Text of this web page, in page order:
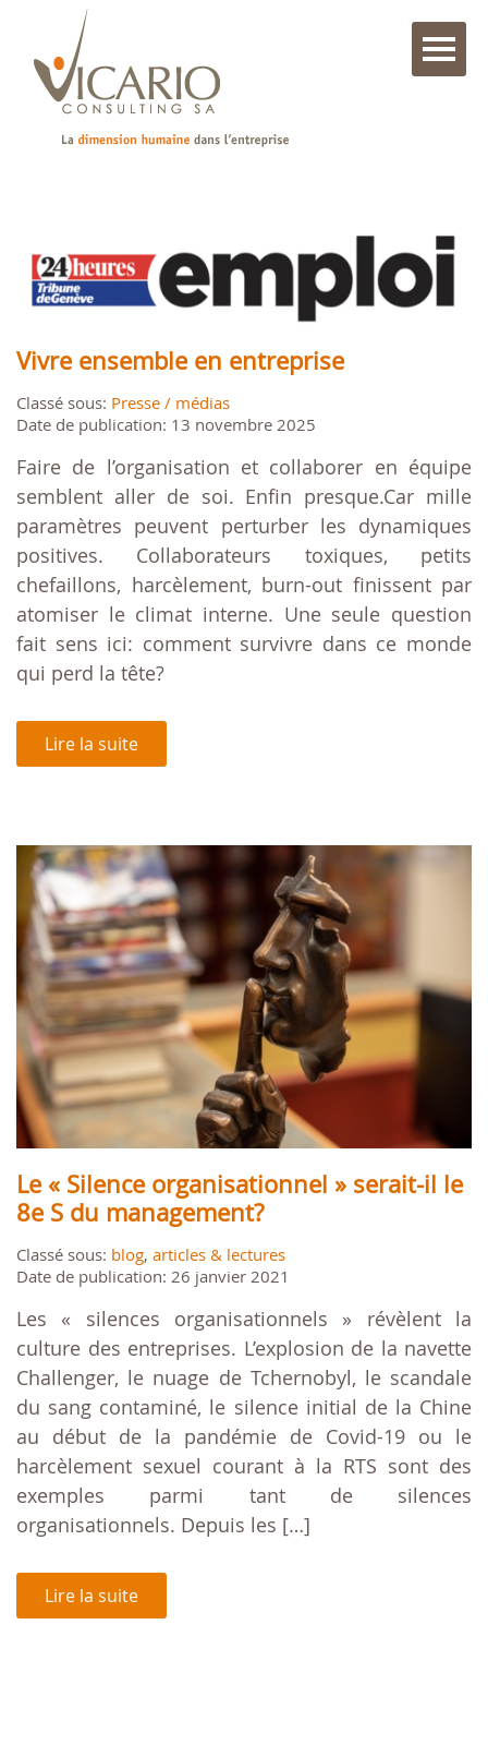
Vivre ensemble en entreprise
Classé sous: Presse / médias
Date de publication: 13 novembre 2025
Faire de l’organisation et collaborer en équipe
semblent aller de soi. Enfin presque.Car mille
paramètres peuvent perturber les dynamiques
positives. Collaborateurs toxiques, petits
chefaillons, harcèlement, burn-out finissent par
atomiser le climat interne. Une seule question
fait sens ici: comment survivre dans ce monde
qui perd la tête?
Lire la suite
Le « Silence organisationnel » serait-il le
8e S du management?
Classé sous: blog, articles & lectures
Date de publication: 26 janvier 2021
Les « silences organisationnels » révèlent la
culture des entreprises. L’explosion de la navette
Challenger, le nuage de Tchernobyl, le scandale
du sang contaminé, le silence initial de la Chine
au début de la pandémie de Covid-19 ou le
harcèlement sexuel courant à la RTS sont des
exemples parmi tant de silences
organisationnels. Depuis les […]
Lire la suite